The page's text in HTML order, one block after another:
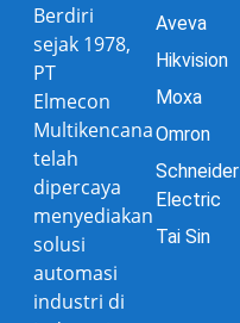
Berdiri
sejak 1978,
PT
Elmecon
Multikencana
telah
dipercaya
menyediakan
solusi
automasi
industri di
Aveva
Hikvision
Moxa
Omron
Schneider
Electric
Tai Sin